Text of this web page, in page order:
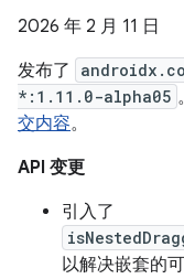
2026 年 2 月 11 日
发布了
*:1.11.0-alpha05
交内容。
API 变更
引入了
以解决嵌套的